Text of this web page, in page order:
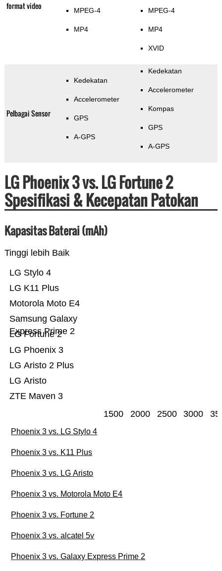
format video MPEG-4
MP4
MPEG-4
MP4
XVID
Pelbagai Sensor
Kedekatan
Accelerometer
GPS
A-GPS
Kedekatan
Accelerometer
Kompas
GPS
A-GPS
LG Phoenix 3 vs. LG Fortune 2
Spesifikasi & Kecepatan Patokan
Kapasitas Baterai (mAh)
Tinggi lebih Baik
ZTE Maven 3
LG Aristo
LG Aristo 2 Plus
LG Phoenix 3
LG Fortune 2
Samsung Galaxy
Express Prime 2
Motorola Moto E4
LG K11 Plus
LG Stylo 4
1500 2000 2500 3000
Phoenix 3 vs. LG Stylo 4
Phoenix 3 vs. K11 Plus
Phoenix 3 vs. LG Aristo
Phoenix 3 vs. Motorola Moto E4
Phoenix 3 vs. Fortune 2
Phoenix 3 vs. alcatel 5v
Phoenix 3 vs. Galaxy Express Prime 2